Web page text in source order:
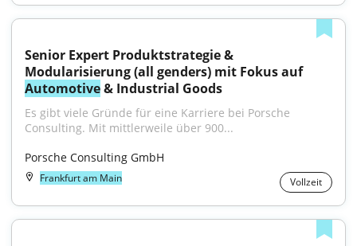
Senior Expert Produktstrategie &
Modularisierung (all genders) mit Fokus auf
Automotive & Industrial Goods
Es gibt viele Gründe für eine Karriere bei Porsche
Consulting. Mit mittlerweile über 900...
Porsche Consulting GmbH
Frankfurt am Main Vollzeit